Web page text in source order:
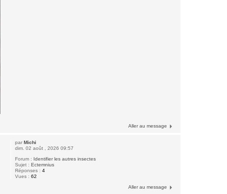
Aller au message
parMichi
dim. 02 août , 2026 09:57
Forum : Identifier les autres insectes
Sujet :Ectemnius
Réponses :4
Vues :62
Aller au message